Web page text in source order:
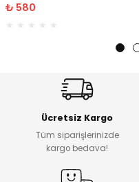
₺ 580
Ücretsiz Kargo
Tüm siparişlerinizde
kargo bedava!